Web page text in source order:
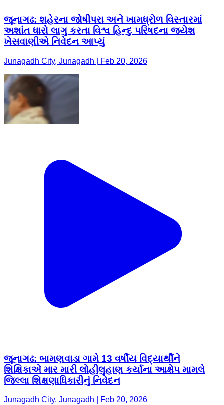
જૂનાગઢ: શહેરના જોષીપરા અને ખામધ્રોળ વિસ્તારમાં
અશાંત ધારો લાગુ કરતા વિશ્વ હિન્દુ પરિષદના જયેશ
ખેસવાણીએ નિવેદન આપ્યું
Junagadh City, Junagadh | Feb 20, 2026
જૂનાગઢ: બામણવાડા ગામે 13 વર્ષીય વિદ્યાર્થીને
શિક્ષિકાએ માર મારી લોહીલુહાણ કર્યાના આક્ષેપ મામલે
જિલ્લા શિક્ષણાધિકારીનું નિવેદન
Junagadh City, Junagadh | Feb 20, 2026